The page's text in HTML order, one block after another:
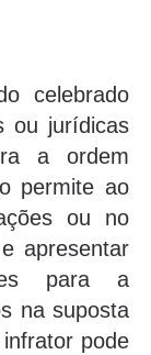
celebrado
ou jurídicas
a ordem
permite ao
ou no
apresentar
para a
na suposta
pode